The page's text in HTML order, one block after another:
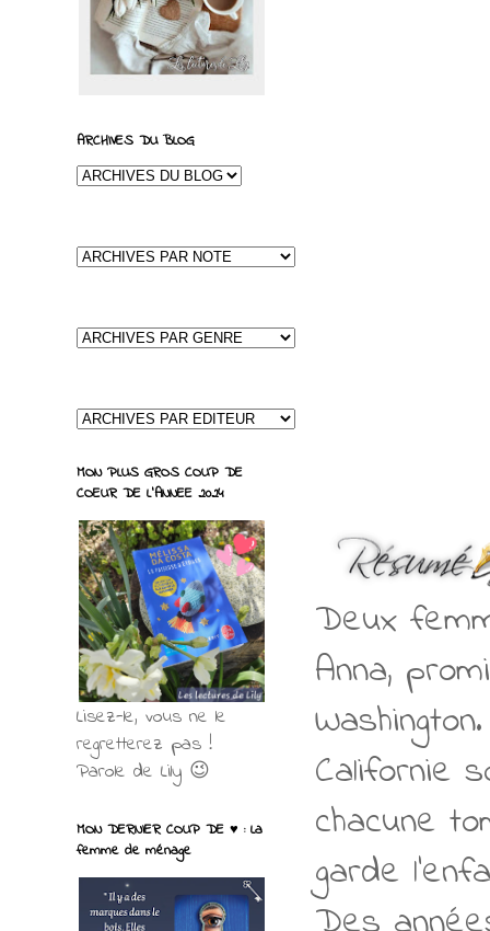
Deux
Anna,
Californie
chacune
garde
ARCHIVES DU BLOG
MON PLUS GROS COUP DE
COEUR DE L'ANNEE 2024
Lisez-le, vous ne le
regretterez pas !
Parole de Lily 😉
MON DERNIER COUP DE ♥ : La
femme de ménage